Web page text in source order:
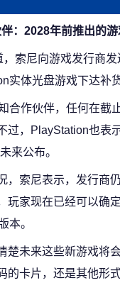
：2028年前推出的
索尼向游戏发行商
实体光盘游戏下达补
合作伙伴，任何在截
过，PlayStation也表
来公布。
，索尼表示，发行商
玩家现在已经可以确
本。
楚未来这些新游戏将
的卡片，还是其他形